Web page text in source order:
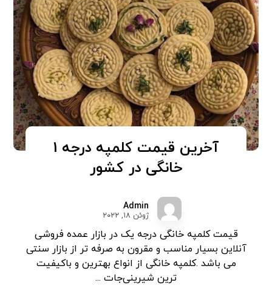
آخرین قیمت کلمپه درجه 1
خانگی در کشور
Admin
ژوئن ۱۸, ۲۰۲۲
قیمت کلمپه خانگی درجه یک در بازار عمده فروشی
آنلاین بسیار مناسب و مقرون به صرفه تر از بازار سنتی
می باشد .کلمپه خانگی از انواع بهترین و باکیفیت
ترین شیرینی‌جات ...